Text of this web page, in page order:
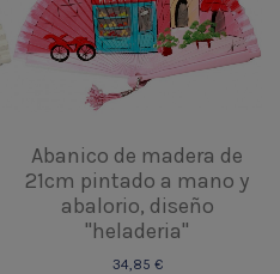
Abanico de madera de
21cm pintado a mano y
abalorio, diseño
"heladeria"
34,85 €